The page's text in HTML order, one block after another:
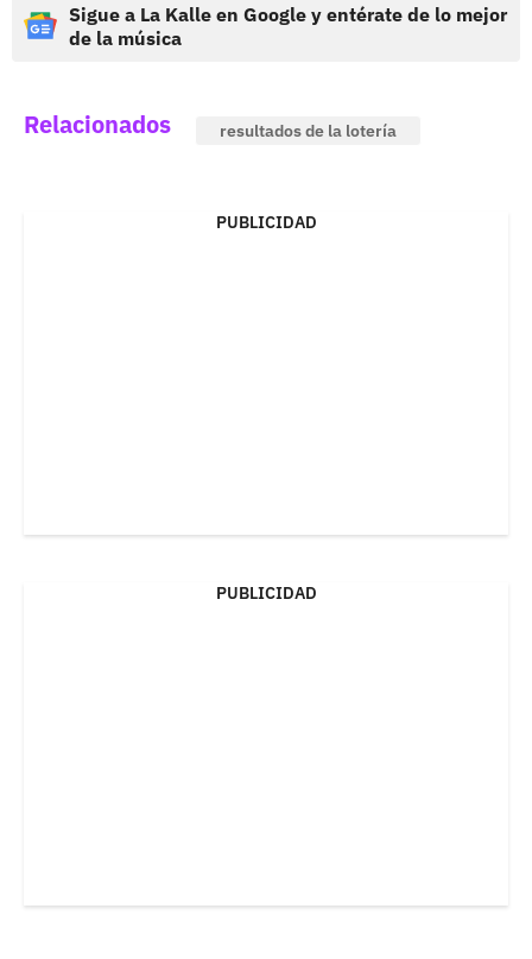
Sigue a La Kalle en Google y entérate de lo mejor
de la música
Relacionados resultados de la lotería
PUBLICIDAD
PUBLICIDAD